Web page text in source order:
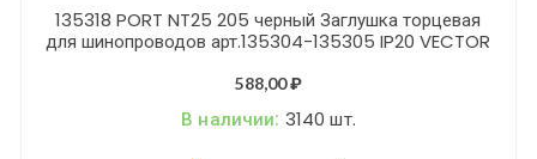
135318 PORT NT25 205 черный Заглушка торцевая
для шинопроводов арт.135304-135305 IP20 VECTOR
588,00₽
В наличии: 3140 шт.